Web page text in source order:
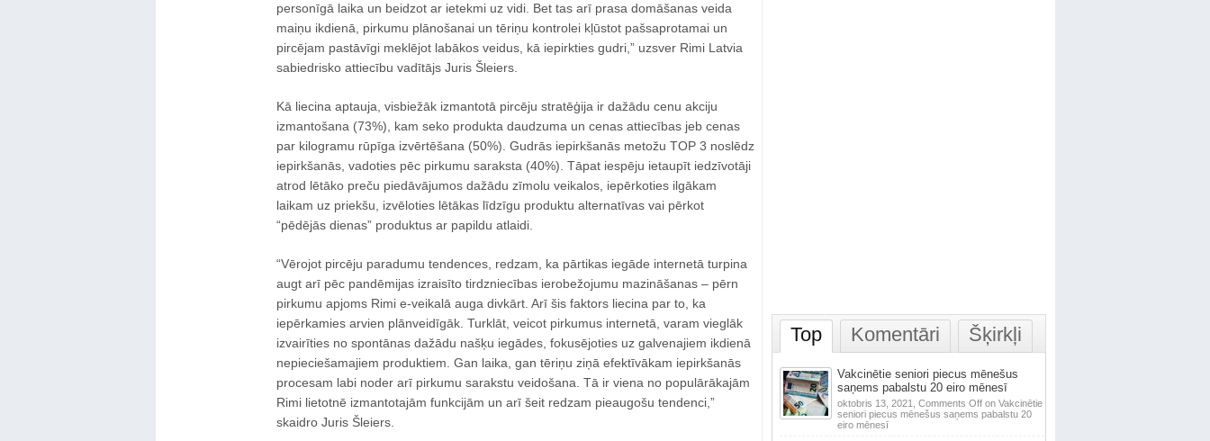
personīgā laika un beidzot ar ietekmi uz vidi. Bet tas arī prasa domāšanas veida
maiņu ikdienā, pirkumu plānošanai un tēriņu kontrolei kļūstot pašsaprotamai un
pircējam pastāvīgi meklējot labākos veidus, kā iepirkties gudri,” uzsver Rimi Latvia
sabiedrisko attiecību vadītājs Juris Šleiers.
Kā liecina aptauja, visbiežāk izmantotā pircēju stratēģija ir dažādu cenu akciju
izmantošana (73%), kam seko produkta daudzuma un cenas attiecības jeb cenas
par kilogramu rūpīga izvērtēšana (50%). Gudrās iepirkšanās metožu TOP 3 noslēdz
iepirkšanās, vadoties pēc pirkumu saraksta (40%). Tāpat iespēju ietaupīt iedzīvotāji
atrod lētāko preču piedāvājumos dažādu zīmolu veikalos, iepērkoties ilgākam
laikam uz priekšu, izvēloties lētākas līdzīgu produktu alternatīvas vai pērkot
“pēdējās dienas” produktus ar papildu atlaidi.
“Vērojot pircēju paradumu tendences, redzam, ka pārtikas iegāde internetā turpina
augt arī pēc pandēmijas izraisīto tirdzniecības ierobežojumu mazināšanas – pērn
pirkumu apjoms Rimi e-veikalā auga divkārt. Arī šis faktors liecina par to, ka
iepērkamies arvien plānveidīgāk. Turklāt, veicot pirkumus internetā, varam vieglāk
izvairīties no spontānas dažādu našķu iegādes, fokusējoties uz galvenajiem ikdienā
nepieciešamajiem produktiem. Gan laika, gan tēriņu ziņā efektīvākam iepirkšanās
procesam labi noder arī pirkumu sarakstu veidošana. Tā ir viena no populārākajām
Rimi lietotnē izmantotajām funkcijām un arī šeit redzam pieaugošu tendenci,”
skaidro Juris Šleiers.
Top Komentāri Šķirkļi
Vakcinētie seniori piecus mēnešus
saņems pabalstu 20 eiro mēnesī
oktobris 13, 2021, Comments Offon Vakcinētie
seniori piecus mēnešus saņems pabalstu 20
eiro mēnesī